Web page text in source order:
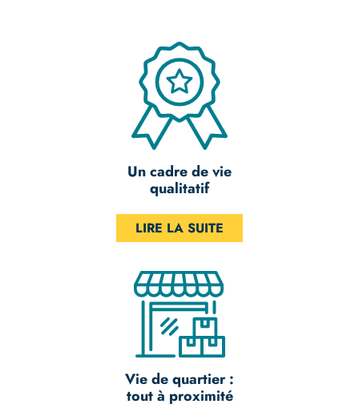
Un cadre de vie
qualitatif
LIRE LA SUITE
Vie de quartier :
tout à proximité